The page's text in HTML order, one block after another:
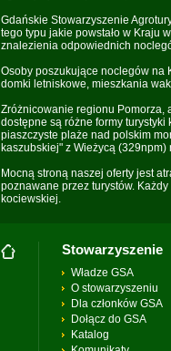
Gdańskie Stowarzyszenie
tego typu jakie powstało w Kraju
znalezienia odpowiednich
Osoby poszukujące noclegów na
domki letniskowe, mieszkania
Zróżnicowanie regionu Pomorza,
dostępne są różne formy
piaszczyste plaże nad polskim
kaszubskiej" z Wieżycą
Mocną stroną naszej oferty jest
poznawane przez turystów.
kociewskiej.
Stowarzyszenie
Władze GSA
O stowarzyszeniu
Dla członków GSA
Dołącz do GSA
Katalog